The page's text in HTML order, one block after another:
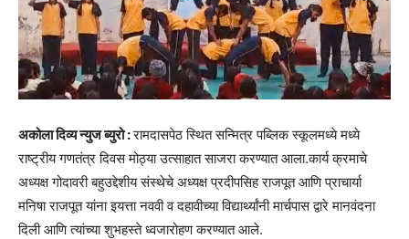
अकोला दिव्य न्युज ब्युरो :रामदासपेठ स्थित सन्मित्र पब्लिक स्कूलमध्ये मध्ये
राष्ट्रीय गणतंत्र दिवस मोठ्या उत्साहात साजरा करण्यात आला.कार्य क्रमाचे
अध्यक्ष गोदावरी बहुउद्देशीय संस्थेचे अध्यक्ष प्रदीपसिह राजपूत आणि प्राचार्या
मनिषा राजपूत यांना इयत्ता नववी व दहावीच्या विद्यार्थ्यांनी मार्चपास द्वारे मानवंदना
दिली आणि त्यांच्या शुभहस्ते ध्वजारोहण करण्यात आले.